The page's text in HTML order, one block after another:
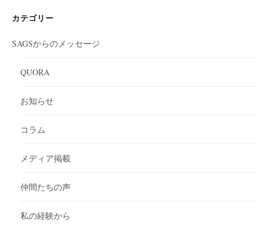
ブ
カテゴリー
SAGSからのメッセージ
QUORA
お知らせ
コラム
メディア掲載
仲間たちの声
私の経験から